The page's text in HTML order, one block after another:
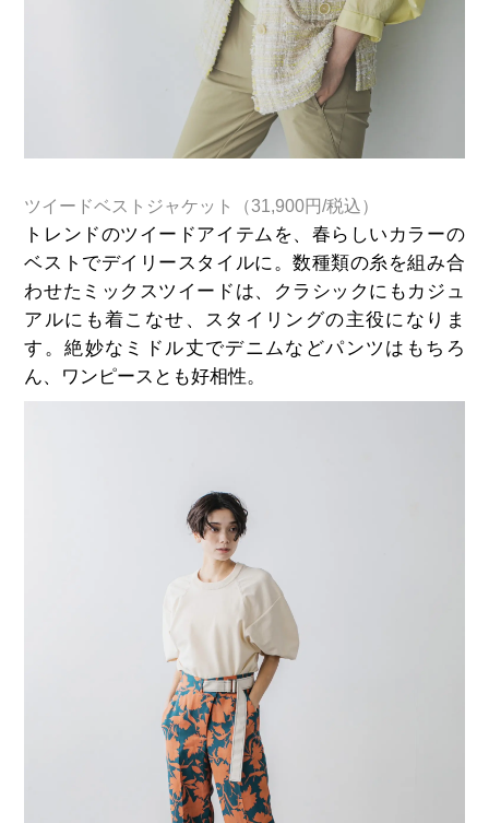
ツイードベストジャケット（31,900円/税込）
トレンドのツイードアイテムを、春らしいカラーの
ベストでデイリースタイルに。数種類の糸を組み合
わせたミックスツイードは、クラシックにもカジュ
アルにも着こなせ、スタイリングの主役になりま
す。絶妙なミドル丈でデニムなどパンツはもちろ
ん、ワンピースとも好相性。